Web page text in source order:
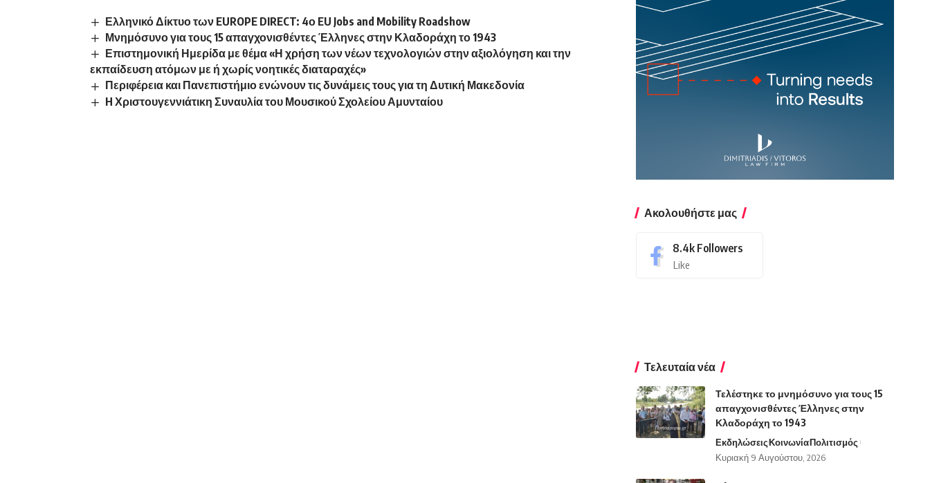
Ελληνικό Δίκτυο των EUROPE DIRECT: 4ο EU Jobs and Mobility Roadshow
Μνημόσυνο για τους 15 απαγχονισθέντες Έλληνες στην Κλαδοράχη το 1943
Επιστημονική Ημερίδα με θέμα «Η χρήση των νέων τεχνολογιών στην αξιολόγηση και την
εκπαίδευση ατόμων με ή χωρίς νοητικές διαταραχές»
Περιφέρεια και Πανεπιστήμιο ενώνουν τις δυνάμεις τους για τη Δυτική Μακεδονία
H Χριστουγεννιάτικη Συναυλία του Μουσικού Σχολείου Αμυνταίου
Ακολουθήστε μας
8.4k Followers
Like
Τελευταία νέα
Τελέστηκε το μνημόσυνο για τους 15
απαγχονισθέντες Έλληνες στην
Κλαδοράχη το 1943
ΕκδηλώσειςΚοινωνίαΠολιτισμός
Κυριακή 9 Αυγούστου, 2026